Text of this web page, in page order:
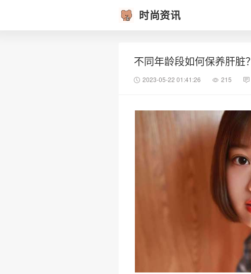
时尚资讯
不同年龄段如何保养肝脏？
2023-05-22 01:41:26 215